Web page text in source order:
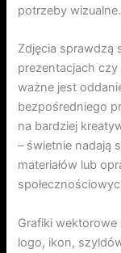
potrzeby wizualne.
Zdjęcia sprawdzą
prezentacjach
ważne jest
bezpośredniego
na bardziej
– świetnie nadają
materiałów lub
Grafiki
logo, ikon,